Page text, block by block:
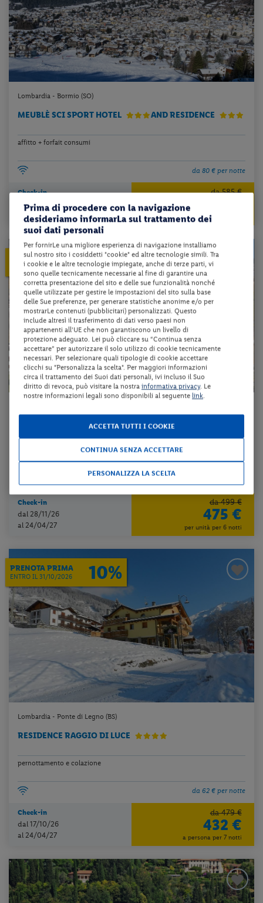
Lombardia - Bormio (SO)
MEUBLÈ SCI SPORT HOTEL AND RESIDENCE
affitto + forfait consumi
da 80 € per notte
Check-in
dal 12/12/26
al 27/03/27
da 585 €
da
per unità per 7 notti
PRENOTA PRIMA
ENTRO IL 30/11/2026 5%
RESIDENCE CASA MARTINELLI
Check-in
dal 28/11/26
al 24/04/27
da 499 €
475 €
per unità per 6 notti
PRENOTA PRIMA
ENTRO IL 31/10/2026 10%
Lombardia - Ponte di Legno (BS)
RESIDENCE RAGGIO DI LUCE
pernottamento e colazione
da 62 € per notte
Check-in
dal 17/10/26
al 24/04/27
da 479 €
432 €
a persona per 7 notti
Prima di procedere con la navigazione
desideriamo informarLa sul trattamento dei
suoi dati personali
Per fornirLe una migliore esperienza di navigazione installiamo
sul nostro sito i cosiddetti "cookie" ed altre tecnologie simili. Tra
i cookie e le altre tecnologie impiegate, anche di terze parti, vi
sono quelle tecnicamente necessarie al fine di garantire una
corretta presentazione del sito e delle sue funzionalità nonché
quelle utilizzate per gestire le impostazioni del sito sulla base
delle Sue preferenze, per generare statistiche anonime e/o per
mostrarLe contenuti (pubblicitari) personalizzati. Questo
include altresì il trasferimento di dati verso paesi non
appartenenti all'UE che non garantiscono un livello di
protezione adeguato. Lei può cliccare su “Continua senza
accettare” per autorizzare il solo utilizzo di cookie tecnicamente
necessari. Per selezionare quali tipologie di cookie accettare
clicchi su "Personalizza la scelta". Per maggiori informazioni
circa il trattamento dei Suoi dati personali, ivi incluso il Suo
diritto di revoca, può visitare la nostra informativa privacy. Le
nostre informazioni legali sono disponibili al seguente link.
ACCETTA TUTTI I COOKIE
CONTINUA SENZA ACCETTARE
PERSONALIZZA LA SCELTA